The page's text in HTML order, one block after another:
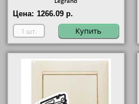
Цена: 1266.09 р.
Купить